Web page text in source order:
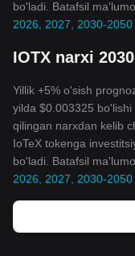
bo'ladi. Batafsil
2026, 2027, 2030-
IOTX narxi
Yillik +5% o'sish
yilda $0.003325
qilingan narxdan kelib
IoTeX tokenga
bo'ladi. Batafsil
2026, 2027, 2030-